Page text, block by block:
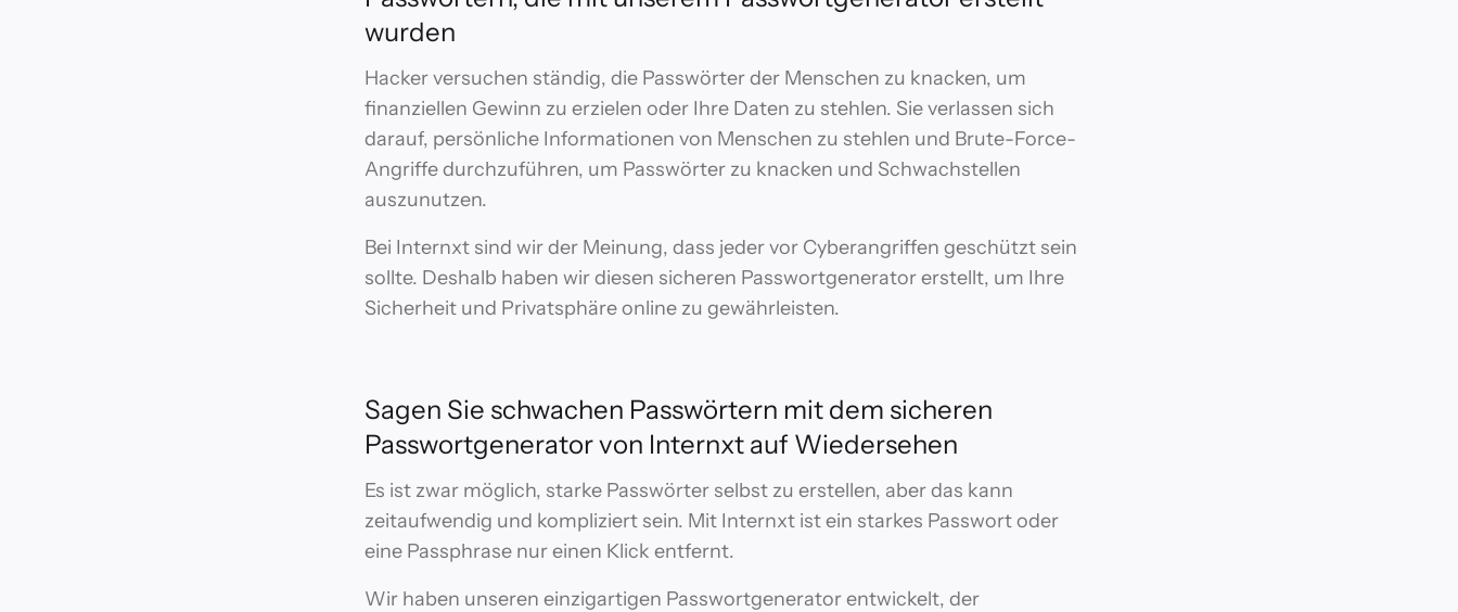
wurden
Hacker versuchen ständig, die Passwörter der Menschen zu knacken, um
finanziellen Gewinn zu erzielen oder Ihre Daten zu stehlen. Sie verlassen sich
darauf, persönliche Informationen von Menschen zu stehlen und Brute-Force-
Angriffe durchzuführen, um Passwörter zu knacken und Schwachstellen
auszunutzen.
Bei Internxt sind wir der Meinung, dass jeder vor Cyberangriffen geschützt sein
sollte. Deshalb haben wir diesen sicheren Passwortgenerator erstellt, um Ihre
Sicherheit und Privatsphäre online zu gewährleisten.
Sagen Sie schwachen Passwörtern mit dem sicheren
Passwortgenerator von Internxt auf Wiedersehen
Es ist zwar möglich, starke Passwörter selbst zu erstellen, aber das kann
zeitaufwendig und kompliziert sein. Mit Internxt ist ein starkes Passwort oder
eine Passphrase nur einen Klick entfernt.
Wir haben unseren einzigartigen Passwortgenerator entwickelt, der